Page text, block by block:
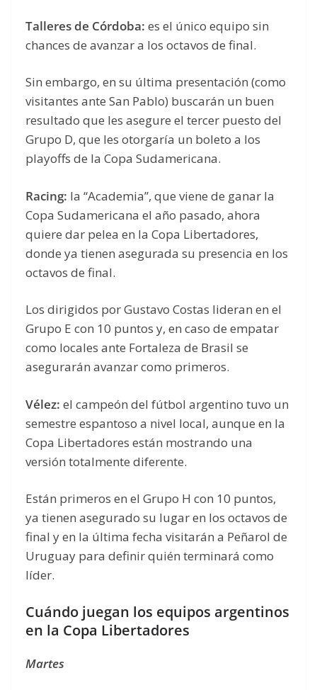
Talleres de Córdoba: es el único equipo sin
chances de avanzar a los octavos de final.
Sin embargo, en su última presentación (como
visitantes ante San Pablo) buscarán un buen
resultado que les asegure el tercer puesto del
Grupo D, que les otorgaría un boleto a los
playoffs de la Copa Sudamericana.
Racing: la “Academia”, que viene de ganar la
Copa Sudamericana el año pasado, ahora
quiere dar pelea en la Copa Libertadores,
donde ya tienen asegurada su presencia en los
octavos de final.
Los dirigidos por Gustavo Costas lideran en el
Grupo E con 10 puntos y, en caso de empatar
como locales ante Fortaleza de Brasil se
asegurarán avanzar como primeros.
Vélez: el campeón del fútbol argentino tuvo un
semestre espantoso a nivel local, aunque en la
Copa Libertadores están mostrando una
versión totalmente diferente.
Están primeros en el Grupo H con 10 puntos,
ya tienen asegurado su lugar en los octavos de
final y en la última fecha visitarán a Peñarol de
Uruguay para definir quién terminará como
líder.
Cuándo juegan los equipos argentinos
en la Copa Libertadores
Martes